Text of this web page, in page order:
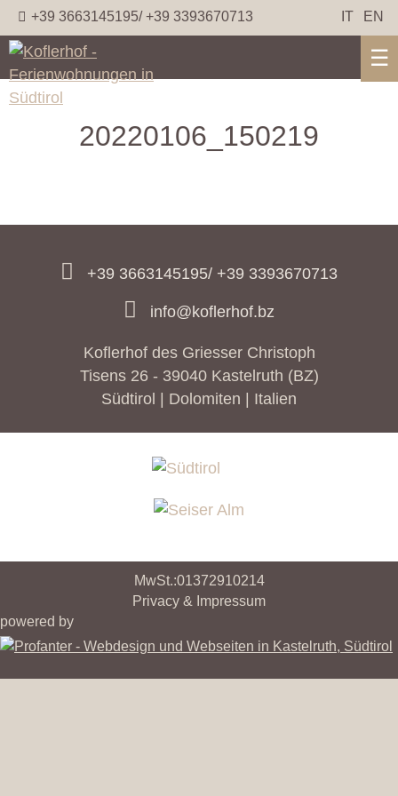
+39 3663145195/ +39 3393670713 IT EN
☰
20220106_150219
+39 3663145195/ +39 3393670713
info@koflerhof.bz
Koflerhof des Griesser Christoph
Tisens 26 - 39040 Kastelruth (BZ)
Südtirol | Dolomiten | Italien
MwSt.:01372910214
Privacy & Impressum
powered by